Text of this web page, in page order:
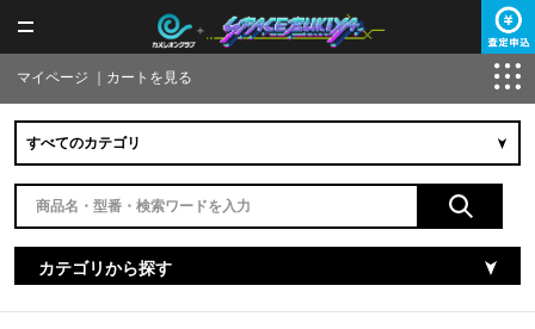
マイページ カートを見る
カテゴリから探す